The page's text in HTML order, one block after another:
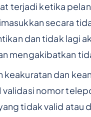
terjadi ketika
secara
dan tidak lagi
mengakibatkan
keakuratan dan
validasi nomor
tidak valid atau